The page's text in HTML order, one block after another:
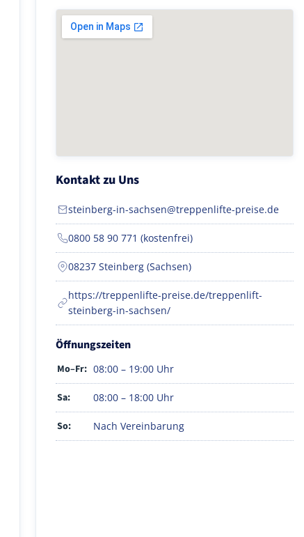
Kontakt zu Uns
steinberg-in-sachsen@treppenlifte-preise.de
0800 58 90 771 (kostenfrei)
08237 Steinberg (Sachsen)
https://treppenlifte-preise.de/treppenlift-
steinberg-in-sachsen/
Öffnungszeiten
Mo–Fr: 08:00 – 19:00 Uhr
Sa: 08:00 – 18:00 Uhr
So: Nach Vereinbarung